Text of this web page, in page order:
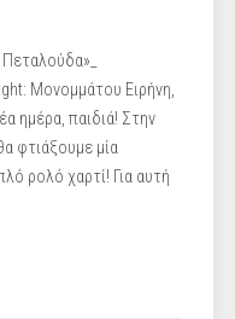
Μονομμάτου Ειρήνη,
ημέρα, παιδιά! Στην
φτιάξουμε μία
ρολό χαρτί! Για αυτή